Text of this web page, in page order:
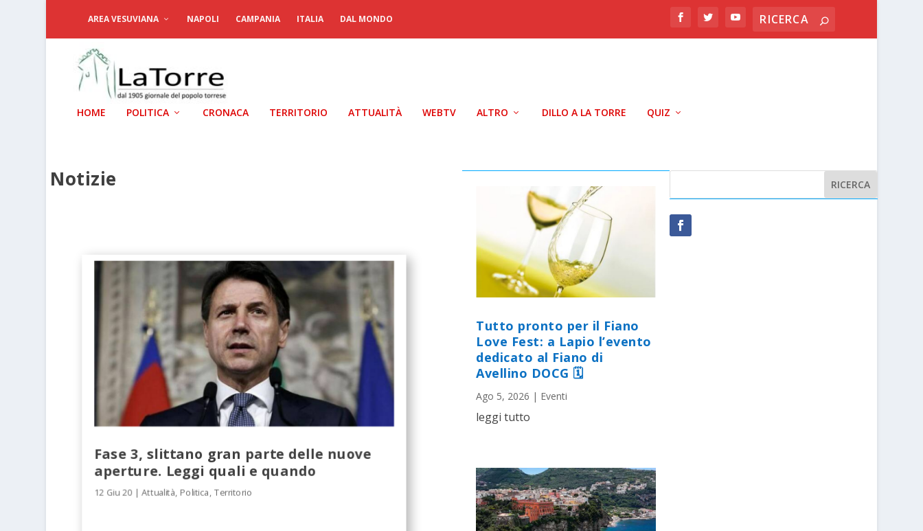
AREA VESUVIANA NAPOLI CAMPANIA ITALIA DAL MONDO
HOME POLITICA CRONACA TERRITORIO ATTUALITÀ WEBTV ALTRO DILLO A LA TORRE QUIZ
Notizie
Fase 3, slittano gran parte delle nuove
aperture. Leggi quali e quando
12 Giu 20|Attualità, Politica,Territorio
Tutto pronto per il Fiano
Love Fest: a Lapio l’evento
dedicato al Fiano di
Avellino DOCG 🗓
Ago 5, 2026 | Eventi
leggi tutto